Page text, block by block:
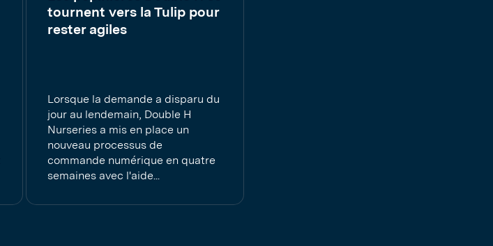
tournent vers la Tulip pour
rester agiles
Lorsque la demande a disparu du
jour au lendemain, Double H
Nurseries a mis en place un
nouveau processus de
commande numérique en quatre
semaines avec l'aide...